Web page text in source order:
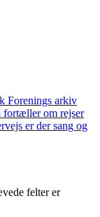
Forenings arkiv
fortæller om rejser
er der sang og
felter er